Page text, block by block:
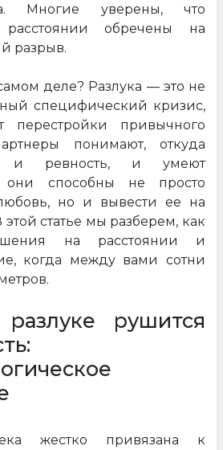
Многие уверены, что
обречены на
разрыв.
деле? Разлука — это не
специфический кризис,
перестройки привычного
понимают, откуда
и ревность, и умеют
они способны не просто
но и вывести ее на
статье мы разберем, как
на расстоянии и
когда между вами сотни
рушится
жестко привязана к